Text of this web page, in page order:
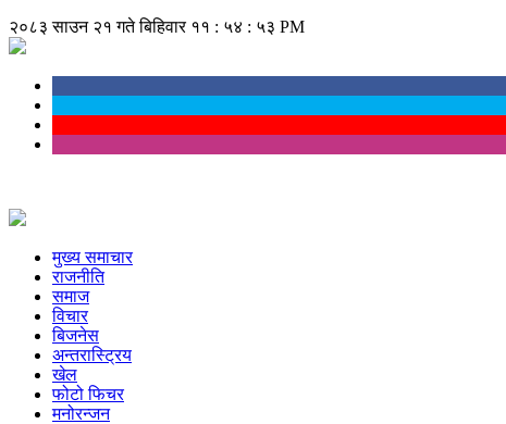
२०८३ साउन २१ गते बिहिवार ११ : ५४ : ५३ PM
मुख्य समाचार
राजनीति
समाज
विचार
बिजनेस
अन्तरास्ट्रिय
खेल
फोटो फिचर
मनोरन्जन